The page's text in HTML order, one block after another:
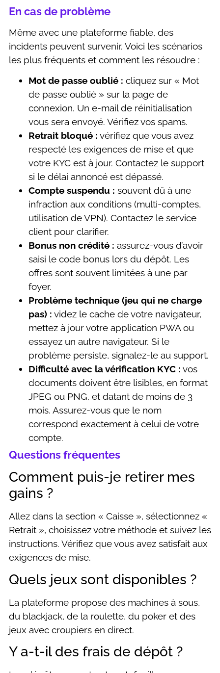
En cas de problème
Même avec une plateforme fiable, des
incidents peuvent survenir. Voici les scénarios
les plus fréquents et comment les résoudre :
Mot de passe oublié : cliquez sur « Mot
de passe oublié » sur la page de
connexion. Un e-mail de réinitialisation
vous sera envoyé. Vérifiez vos spams.
Retrait bloqué : vérifiez que vous avez
respecté les exigences de mise et que
votre KYC est à jour. Contactez le support
si le délai annoncé est dépassé.
Compte suspendu : souvent dû à une
infraction aux conditions (multi-comptes,
utilisation de VPN). Contactez le service
client pour clarifier.
Bonus non crédité : assurez-vous d’avoir
saisi le code bonus lors du dépôt. Les
offres sont souvent limitées à une par
foyer.
Problème technique (jeu qui ne charge
pas) : videz le cache de votre navigateur,
mettez à jour votre application PWA ou
essayez un autre navigateur. Si le
problème persiste, signalez-le au support.
Difficulté avec la vérification KYC : vos
documents doivent être lisibles, en format
JPEG ou PNG, et datant de moins de 3
mois. Assurez-vous que le nom
correspond exactement à celui de votre
compte.
Questions fréquentes
Comment puis-je retirer mes
gains ?
Allez dans la section « Caisse », sélectionnez «
Retrait », choisissez votre méthode et suivez les
instructions. Vérifiez que vous avez satisfait aux
exigences de mise.
Quels jeux sont disponibles ?
La plateforme propose des machines à sous,
du blackjack, de la roulette, du poker et des
jeux avec croupiers en direct.
Y a-t-il des frais de dépôt ?